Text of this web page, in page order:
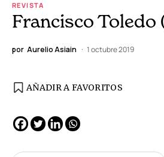
REVISTA
Francisco Toledo
por Aurelio Asiain 1 octubre 2019
AÑADIR A FAVORITOS